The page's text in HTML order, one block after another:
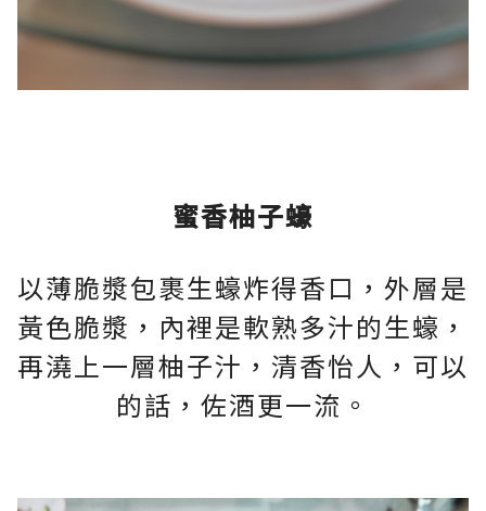
蜜香柚子蠔
以薄脆漿包裹生蠔炸得香口，外層是
黃色脆漿，內裡是軟熟多汁的生蠔，
再澆上一層柚子汁，清香怡人，可以
的話，佐酒更一流。